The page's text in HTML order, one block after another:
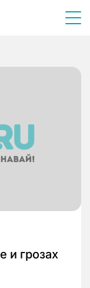
и грозах